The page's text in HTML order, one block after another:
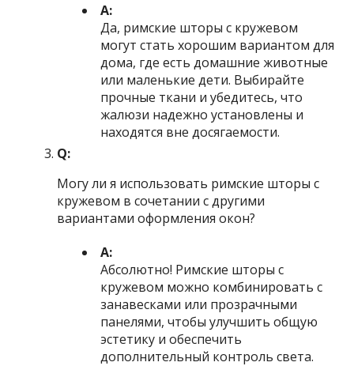
А:
Да, римские шторы с кружевом
могут стать хорошим вариантом для
дома, где есть домашние животные
или маленькие дети. Выбирайте
прочные ткани и убедитесь, что
жалюзи надежно установлены и
находятся вне досягаемости.
Q:
Могу ли я использовать римские шторы с
кружевом в сочетании с другими
вариантами оформления окон?
А:
Абсолютно! Римские шторы с
кружевом можно комбинировать с
занавесками или прозрачными
панелями, чтобы улучшить общую
эстетику и обеспечить
дополнительный контроль света.